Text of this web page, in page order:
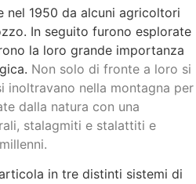
nel 1950 da alcuni agricoltori
In seguito furono esplorate
la loro grande importanza
Non solo di fronte a loro si
inoltravano nella montagna per
dalla natura con una
stalagmiti e stalattiti e
in tre distinti sistemi di